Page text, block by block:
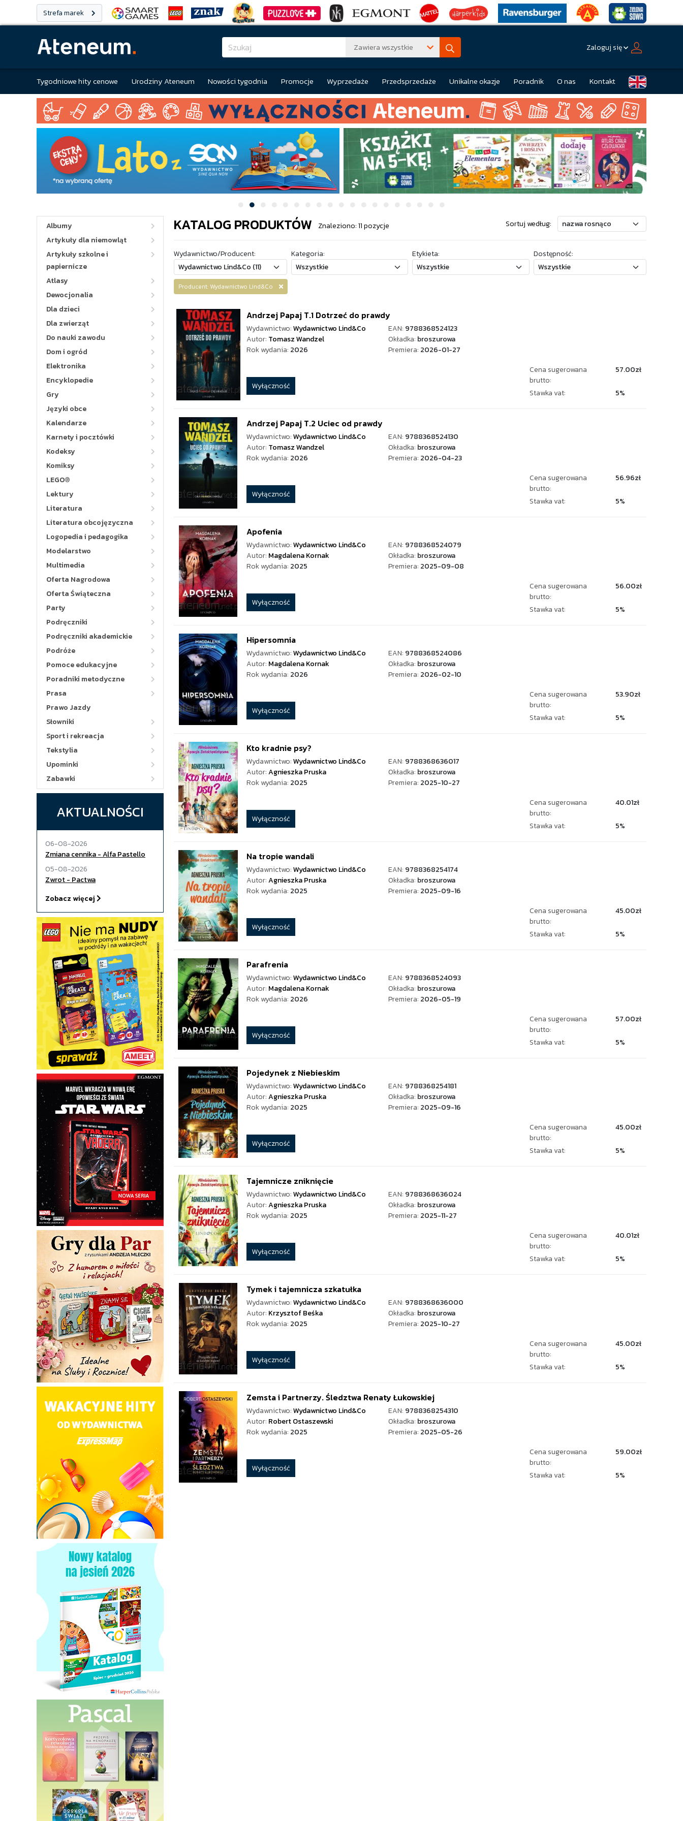
Strefa marek
Zawiera wszystkie Zaloguj się
Tygodniowe hity cenowe Urodziny Ateneum Nowości tygodnia Promocje Wyprzedaże Przedsprzedaże Unikalne okazje Poradnik O nas Kontakt
Albumy
Artykuły dla niemowląt
Artykuły szkolne i
papiernicze
Atlasy
Dewocjonalia
Dla dzieci
Dla zwierząt
Do nauki zawodu
Dom i ogród
Elektronika
Encyklopedie
Gry
Języki obce
Kalendarze
Karnety i pocztówki
Kodeksy
Komiksy
LEGO®
Lektury
Literatura
Literatura obcojęzyczna
Logopedia i pedagogika
Modelarstwo
Multimedia
Oferta Nagrodowa
Oferta Świąteczna
Party
Podręczniki
Podręczniki akademickie
Podróże
Pomoce edukacyjne
Poradniki metodyczne
Prasa
Prawo Jazdy
Słowniki
Sport i rekreacja
Tekstylia
Upominki
Zabawki
AKTUALNOŚCI
06-08-2026
Zmiana cennika - Alfa Pastello
05-08-2026
Zwrot - Pactwa
Zobacz więcej
KATALOG PRODUKTÓW Znaleziono: 11 pozycje Sortuj według:
Wydawnictwo/Producent: Kategoria: Etykieta: Dostępność:
Producent: Wydawnictwo Lind&Co
Andrzej Papaj T.1 Dotrzeć do prawdy
Wydawnictwo:Wydawnictwo Lind&Co EAN: 9788368524123
Autor: Tomasz Wandzel Okładka: broszurowa
Rok wydania: 2026 Premiera: 2026-01-27
Wyłączność
Cena sugerowana
brutto:
57.00zł
Stawka vat: 5%
Andrzej Papaj T.2 Uciec od prawdy
Wydawnictwo:Wydawnictwo Lind&Co EAN: 9788368524130
Autor: Tomasz Wandzel Okładka: broszurowa
Rok wydania: 2026 Premiera: 2026-04-23
Wyłączność
Cena sugerowana
brutto:
56.96zł
Stawka vat: 5%
Apofenia
Wydawnictwo:Wydawnictwo Lind&Co EAN: 9788368524079
Autor: Magdalena Kornak Okładka: broszurowa
Rok wydania: 2025 Premiera: 2025-09-08
Wyłączność
Cena sugerowana
brutto:
56.00zł
Stawka vat: 5%
Hipersomnia
Wydawnictwo:Wydawnictwo Lind&Co EAN: 9788368524086
Autor: Magdalena Kornak Okładka: broszurowa
Rok wydania: 2026 Premiera: 2026-02-10
Wyłączność
Cena sugerowana
brutto:
53.90zł
Stawka vat: 5%
Kto kradnie psy?
Wydawnictwo:Wydawnictwo Lind&Co EAN: 9788368636017
Autor:Agnieszka Pruska Okładka: broszurowa
Rok wydania: 2025 Premiera: 2025-10-27
Wyłączność
Cena sugerowana
brutto:
40.01zł
Stawka vat: 5%
Na tropie wandali
Wydawnictwo:Wydawnictwo Lind&Co EAN: 9788368254174
Autor:Agnieszka Pruska Okładka: broszurowa
Rok wydania: 2025 Premiera: 2025-09-16
Wyłączność
Cena sugerowana
brutto:
45.00zł
Stawka vat: 5%
Parafrenia
Wydawnictwo:Wydawnictwo Lind&Co EAN: 9788368524093
Autor: Magdalena Kornak Okładka: broszurowa
Rok wydania: 2026 Premiera: 2026-05-19
Wyłączność
Cena sugerowana
brutto:
57.00zł
Stawka vat: 5%
Pojedynek z Niebieskim
Wydawnictwo:Wydawnictwo Lind&Co EAN: 9788368254181
Autor:Agnieszka Pruska Okładka: broszurowa
Rok wydania: 2025 Premiera: 2025-09-16
Wyłączność
Cena sugerowana
brutto:
45.00zł
Stawka vat: 5%
Tajemnicze zniknięcie
Wydawnictwo:Wydawnictwo Lind&Co EAN: 9788368636024
Autor:Agnieszka Pruska Okładka: broszurowa
Rok wydania: 2025 Premiera: 2025-11-27
Wyłączność
Cena sugerowana
brutto:
40.01zł
Stawka vat: 5%
Tymek i tajemnicza szkatułka
Wydawnictwo:Wydawnictwo Lind&Co EAN: 9788368636000
Autor: Krzysztof Beśka Okładka: broszurowa
Rok wydania: 2025 Premiera: 2025-10-27
Wyłączność
Cena sugerowana
brutto:
45.00zł
Stawka vat: 5%
Zemsta i Partnerzy. Śledztwa Renaty Łukowskiej
Wydawnictwo:Wydawnictwo Lind&Co EAN: 9788368254310
Autor: Robert Ostaszewski Okładka: broszurowa
Rok wydania: 2025 Premiera: 2025-05-26
Wyłączność
Cena sugerowana
brutto:
59.00zł
Stawka vat: 5%